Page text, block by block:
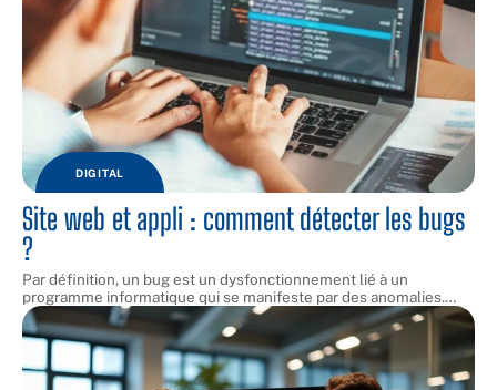
DIGITAL
Site web et appli : comment détecter les bugs
?
Par définition, un bug est un dysfonctionnement lié à un
programme informatique qui se manifeste par des anomalies.…